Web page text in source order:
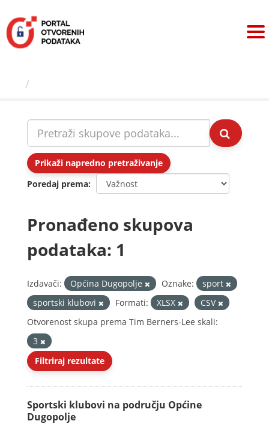
sadržaj
Prikaži napredno pretraživanje
Poredaj prema
Pronađeno skupova
podataka: 1
Izdavači: Općina Dugopolje Oznake:
sport
sportski klubovi
Formati: XLSX
CSV
Otvorenost skupa prema Tim Berners-Lee skali:
3
Filtriraj rezultate
Sportski klubovi na području Općine
Dugopolje